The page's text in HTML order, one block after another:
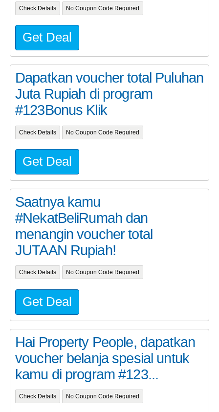
Check Details No Coupon Code Required
Get Deal
Dapatkan voucher total Puluhan
Juta Rupiah di program
#123Bonus Klik
Check Details No Coupon Code Required
Get Deal
Saatnya kamu
#NekatBeliRumah dan
menangin voucher total
JUTAAN Rupiah!
Check Details No Coupon Code Required
Get Deal
Hai Property People, dapatkan
voucher belanja spesial untuk
kamu di program #123...
Check Details No Coupon Code Required